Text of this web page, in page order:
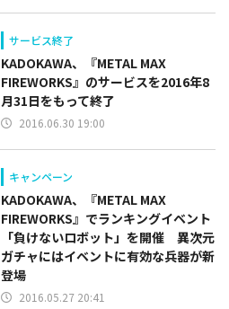
サービス終了
KADOKAWA、『METAL MAX
FIREWORKS』のサービスを2016年8
月31日をもって終了
2016.06.30 19:00
キャンペーン
KADOKAWA、『METAL MAX
FIREWORKS』でランキングイベント
「負けないロボット」を開催 異次元
ガチャにはイベントに有効な兵器が新
登場
2016.05.27 20:41